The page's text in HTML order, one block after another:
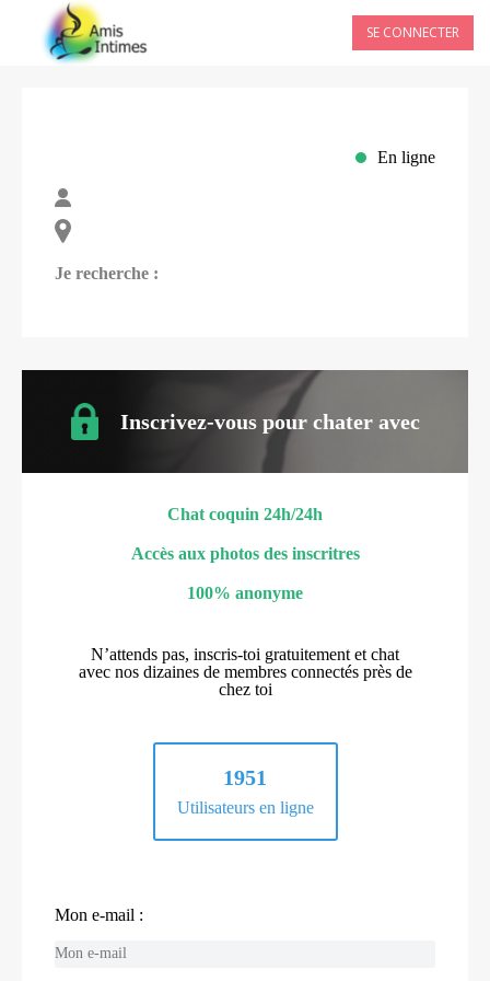
SE CONNECTER
En ligne
Je recherche :
Inscrivez-vous pour chater avec
Chat coquin 24h/24h
Accès aux photos des inscritres
100% anonyme
N’attends pas, inscris-toi gratuitement et chat
avec nos dizaines de membres connectés près de
chez toi
1951
Utilisateurs en ligne
Mon e-mail :